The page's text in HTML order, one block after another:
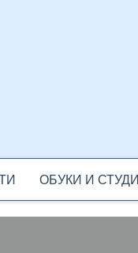
ОБУКИ И